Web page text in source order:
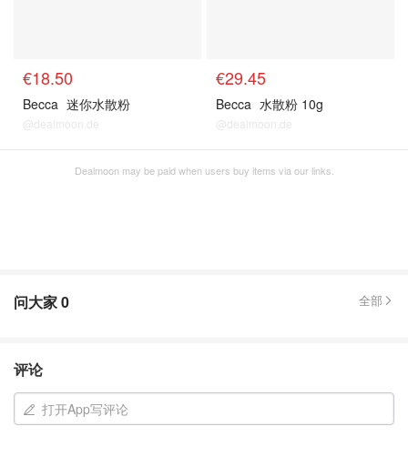
€18.50
Becca 迷你水散粉
@dealmoon.de
€29.45
Becca 水散粉 10g
@dealmoon.de
Dealmoon may be paid when users buy items via our links.
问大家0 全部
评论
打开App写评论